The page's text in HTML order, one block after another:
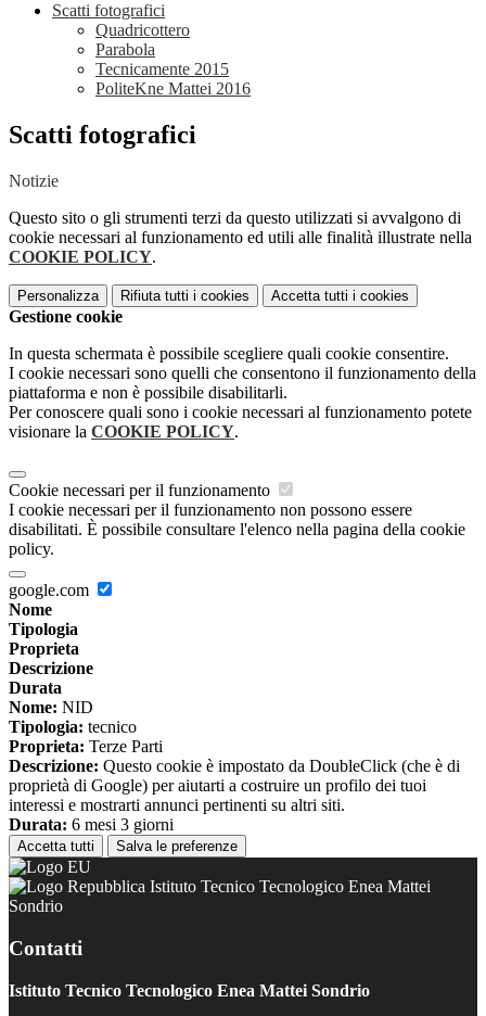
Scatti fotografici
Quadricottero
Parabola
Tecnicamente 2015
PoliteKne Mattei 2016
Scatti fotografici
Notizie
Questo sito o gli strumenti terzi da questo utilizzati si avvalgono di
cookie necessari al funzionamento ed utili alle finalità illustrate nella
COOKIE POLICY.
Personalizza Rifiuta tutti i cookies Accetta tutti i cookies
Gestione cookie
In questa schermata è possibile scegliere quali cookie consentire.
I cookie necessari sono quelli che consentono il funzionamento della
piattaforma e non è possibile disabilitarli.
Per conoscere quali sono i cookie necessari al funzionamento potete
visionare la COOKIE POLICY.
Cookie necessari per il funzionamento
I cookie necessari per il funzionamento non possono essere
disabilitati. È possibile consultare l'elenco nella pagina della cookie
policy.
google.com
Nome
Tipologia
Proprieta
Descrizione
Durata
Nome: NID
Tipologia: tecnico
Proprieta: Terze Parti
Descrizione: Questo cookie è impostato da DoubleClick (che è di
proprietà di Google) per aiutarti a costruire un profilo dei tuoi
interessi e mostrarti annunci pertinenti su altri siti.
Durata: 6 mesi 3 giorni
Accetta tutti Salva le preferenze
Istituto Tecnico Tecnologico Enea Mattei
Sondrio
Contatti
Istituto Tecnico Tecnologico Enea Mattei Sondrio